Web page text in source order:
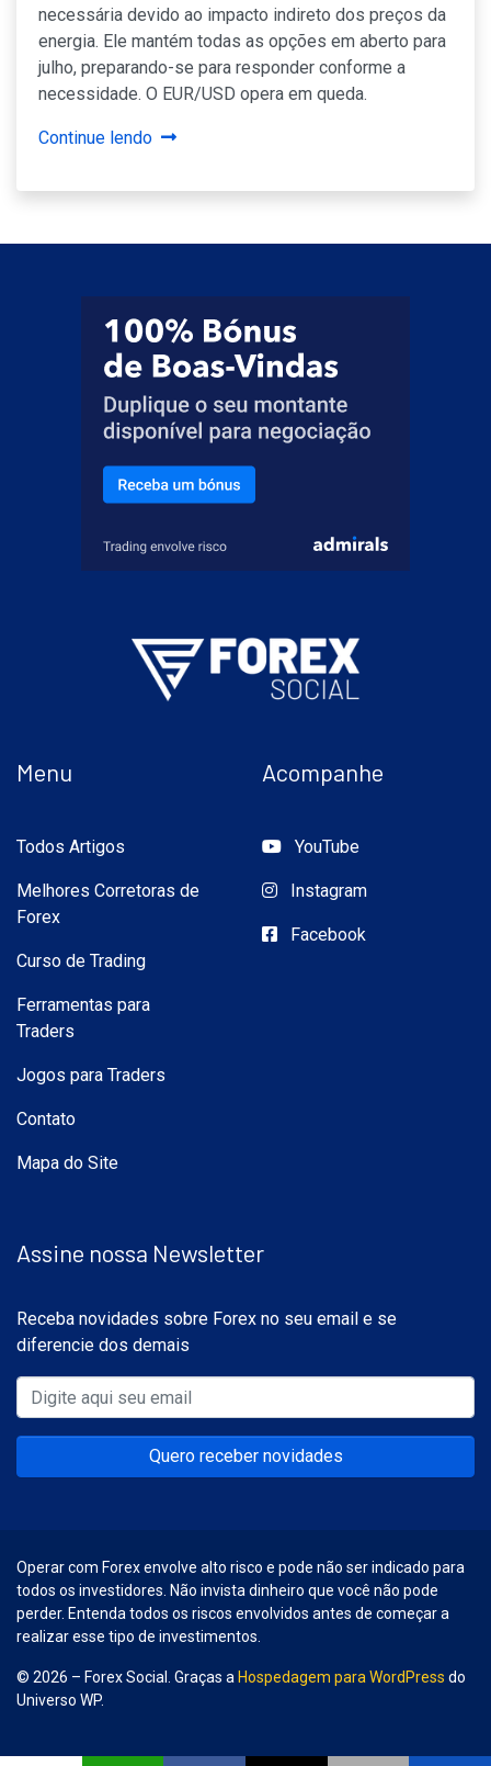
necessária devido ao impacto indireto dos preços da
energia. Ele mantém todas as opções em aberto para
julho, preparando-se para responder conforme a
necessidade. O EUR/USD opera em queda.
Continue lendo
Menu
Todos Artigos
Melhores Corretoras de
Forex
Curso de Trading
Ferramentas para
Traders
Jogos para Traders
Contato
Mapa do Site
Acompanhe
YouTube
Instagram
Facebook
Assine nossa Newsletter
Receba novidades sobre Forex no seu email e se
diferencie dos demais
Quero receber novidades
Operar com Forex envolve alto risco e pode não ser indicado para
todos os investidores. Não invista dinheiro que você não pode
perder. Entenda todos os riscos envolvidos antes de começar a
realizar esse tipo de investimentos.
© 2026 – Forex Social. Graças a Hospedagem para WordPress do
Universo WP.